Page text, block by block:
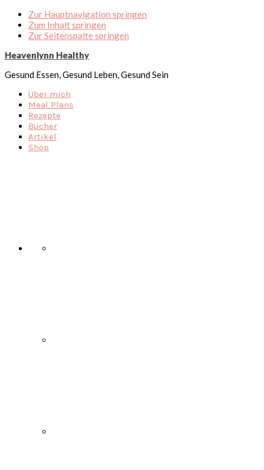
Zur Hauptnavigation springen
Zum Inhalt springen
Zur Seitenspalte springen
Heavenlynn Healthy
Gesund Essen, Gesund Leben, Gesund Sein
Über mich
Meal Plans
Rezepte
Bücher
Artikel
Shop